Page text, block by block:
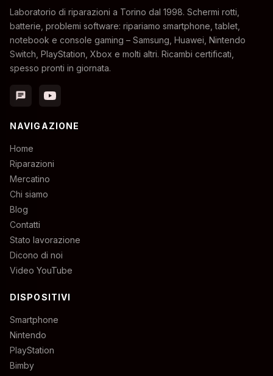
Laboratorio di riparazioni a Torino dal 1998. Schermi rotti,
batterie, problemi software: ripariamo smartphone, tablet,
notebook e console gaming – Samsung, Huawei, Nintendo
Switch, PlayStation, Xbox e molti altri. Ricambi certificati,
spesso pronti in giornata.
chat
NAVIGAZIONE
Home
Riparazioni
Mercatino
Chi siamo
Blog
Contatti
Stato lavorazione
Dicono di noi
Video YouTube
DISPOSITIVI
Smartphone
Nintendo
PlayStation
Bimby